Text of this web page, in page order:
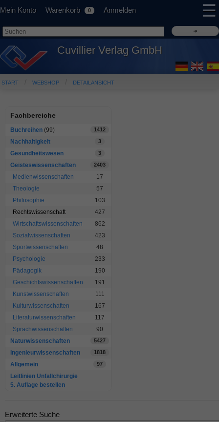
Mein Konto Warenkorb 0 Anmelden ☰
Cuvillier Verlag GmbH
START WEBSHOP DETAILANSICHT
Fachbereiche
Buchreihen (99) 1412
Nachhaltigkeit 3
Gesundheitswesen 3
Geisteswissenschaften 2403
Medienwissenschaften
17
Theologie
57
Philosophie
103
Rechtswissenschaft
427
Wirtschaftswissenschaften
862
Sozialwissenschaften
423
Sportwissenschaften
48
Psychologie
233
Pädagogik
190
Geschichtswissenschaften
191
Kunstwissenschaften
111
Kulturwissenschaften
167
Literaturwissenschaften
117
Sprachwissenschaften
90
Naturwissenschaften
5427
Ingenieurwissenschaften 1818
Allgemein 97
Leitlinien Unfallchirurgie
5. Auflage bestellen
Erweiterte Suche